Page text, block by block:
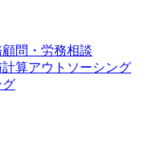
問・労務相談
算アウトソーシング
グ